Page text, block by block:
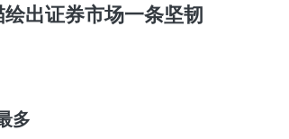
出证券市场一条坚韧
多